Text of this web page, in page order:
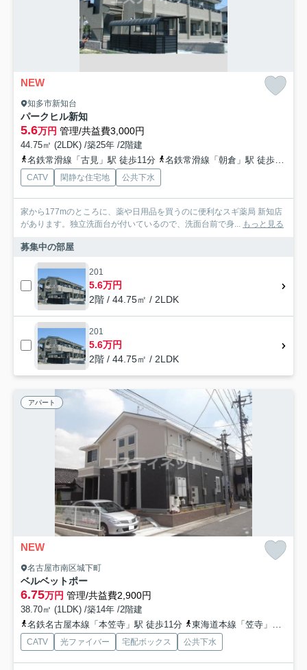
NEW
知多市新知台
パークヒル新知
5.6万円 管理/共益費3,000円
44.75㎡ (2LDK) /築25年 /2階建
名鉄常滑線「古見」駅 徒歩11分
名鉄常滑線「朝倉」駅 徒歩13分
CATV 閑静な住宅地 公共下水
家から177mのところに、薬や日用品を買うのに便利なスギ薬局 新知店
があります。独立洗面台が付いているので、洗面台前で身... もっと見る
募集中の部屋
201
5.6万円
2階 / 44.75㎡ / 2LDK
201
5.6万円
2階 / 44.75㎡ / 2LDK
アパート
NEW
名古屋市南区城下町
ベルベットポー
6.75万円 管理/共益費2,900円
38.70㎡ (1LDK) /築14年 /2階建
名鉄名古屋本線「本笠寺」駅 徒歩11分
東海道本線「笠寺」駅 徒歩12分
CATV 光ファイバー 宅配ボックス 公共下水